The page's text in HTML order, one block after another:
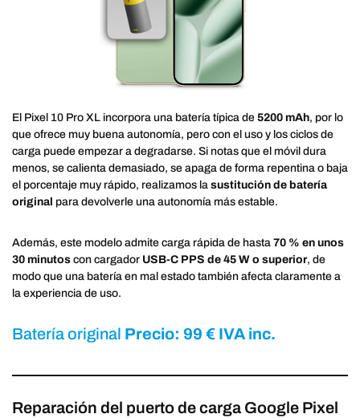
El Pixel 10 Pro XL incorpora una batería típica de 5200 mAh, por lo
que ofrece muy buena autonomía, pero con el uso y los ciclos de
carga puede empezar a degradarse. Si notas que el móvil dura
menos, se calienta demasiado, se apaga de forma repentina o baja
el porcentaje muy rápido, realizamos la sustitución de batería
original para devolverle una autonomía más estable.
Además, este modelo admite carga rápida de hasta 70 % en unos
30 minutos con cargador USB-C PPS de 45 W o superior, de
modo que una batería en mal estado también afecta claramente a
la experiencia de uso.
Batería original Precio: 99 € IVA inc.
Reparación del puerto de carga Google Pixel